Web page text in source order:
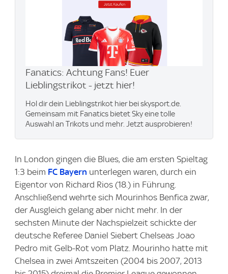
Fanatics: Achtung Fans! Euer
Lieblingstrikot - jetzt hier!
Hol dir dein Lieblingstrikot hier bei skysport.de.
Gemeinsam mit Fanatics bietet Sky eine tolle
Auswahl an Trikots und mehr. Jetzt ausprobieren!
In London gingen die Blues, die am ersten Spieltag
1:3 beim FC Bayern unterlegen waren, durch ein
Eigentor von Richard Rios (18.) in Führung.
Anschließend wehrte sich Mourinhos Benfica zwar,
der Ausgleich gelang aber nicht mehr. In der
sechsten Minute der Nachspielzeit schickte der
deutsche Referee Daniel Siebert Chelseas Joao
Pedro mit Gelb-Rot vom Platz. Mourinho hatte mit
Chelsea in zwei Amtszeiten (2004 bis 2007, 2013